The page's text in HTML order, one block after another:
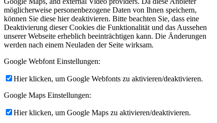
MITGLIED WERDEN
UNTERSTÜTZEN SIE UNS!
möglicherweise personenbezogene Daten von Ihnen speichern,
können Sie diese hier deaktivieren. Bitte beachten Sie, dass eine
Deaktivierung dieser Cookies die Funktionalität und das Aussehen
unserer Webseite erheblich beeinträchtigen kann. Die Änderungen
werden nach einem Neuladen der Seite wirksam.
Google Webfont Einstellungen:
Hier klicken, um Google Webfonts zu aktivieren/deaktivieren.
Google Maps Einstellungen:
Hier klicken, um Google Maps zu aktivieren/deaktivieren.